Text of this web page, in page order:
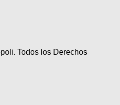
Todos los Derechos